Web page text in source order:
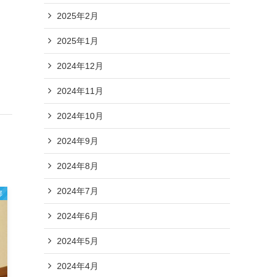
2025年2月
2025年1月
2024年12月
2024年11月
2024年10月
2024年9月
2024年8月
2024年7月
2024年6月
2024年5月
2024年4月